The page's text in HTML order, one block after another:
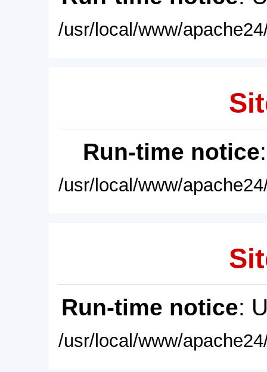
/usr/local/www/
Run-time notice
/usr/local/www/
Run-time notice:
/usr/local/www/